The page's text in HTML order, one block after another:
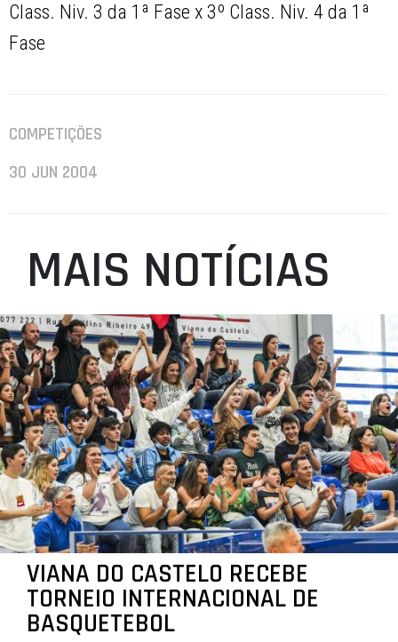
Class. Niv. 3 da 1ª Fase x 3º Class. Niv. 4 da 1ª
Fase
COMPETIÇÕES
30 JUN 2004
MAIS NOTÍCIAS
VIANA DO CASTELO RECEBE
TORNEIO INTERNACIONAL DE
BASQUETEBOL